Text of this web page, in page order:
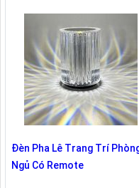
Đèn Pha Lê Trang Trí
Ngủ Có Remote